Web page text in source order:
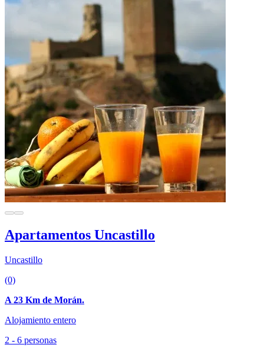
Apartamentos Uncastillo
Uncastillo
(0)
A 23 Km de Morán.
Alojamiento entero
2 - 6 personas